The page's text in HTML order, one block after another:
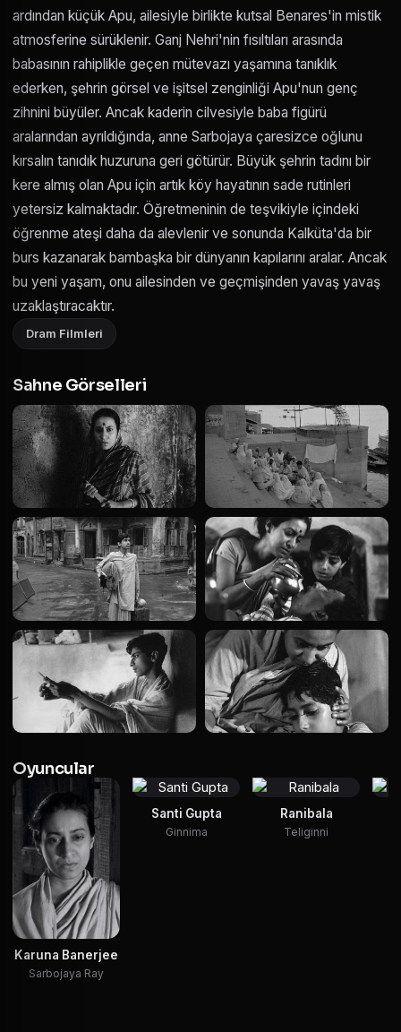
ardından küçük Apu, ailesiyle birlikte kutsal Benares'in mistik
atmosferine sürüklenir. Ganj Nehri'nin fısıltıları arasında
babasının rahiplikle geçen mütevazı yaşamına tanıklık
ederken, şehrin görsel ve işitsel zenginliği Apu'nun genç
zihnini büyüler. Ancak kaderin cilvesiyle baba figürü
aralarından ayrıldığında, anne Sarbojaya çaresizce oğlunu
kırsalın tanıdık huzuruna geri götürür. Büyük şehrin tadını bir
kere almış olan Apu için artık köy hayatının sade rutinleri
yetersiz kalmaktadır. Öğretmeninin de teşvikiyle içindeki
öğrenme ateşi daha da alevlenir ve sonunda Kalküta'da bir
burs kazanarak bambaşka bir dünyanın kapılarını aralar. Ancak
bu yeni yaşam, onu ailesinden ve geçmişinden yavaş yavaş
uzaklaştıracaktır.
Dram Filmleri
Sahne Görselleri
Oyuncular
Karuna Banerjee
Sarbojaya Ray
Santi Gupta
Ginnima
Ranibala
Teliginni